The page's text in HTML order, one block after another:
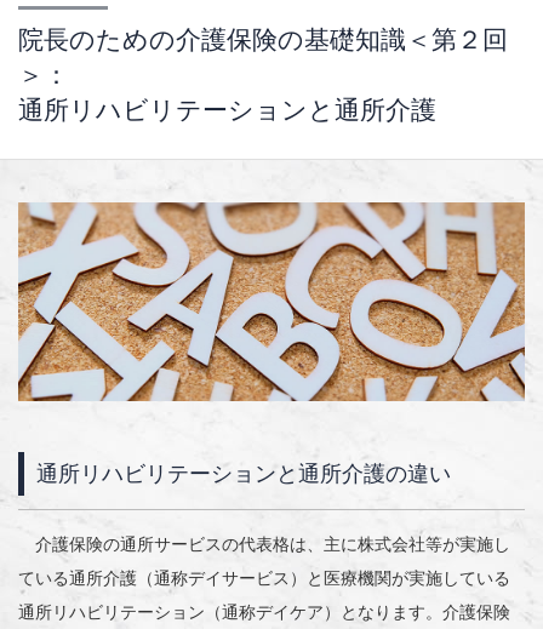
院長のための介護保険の基礎知識＜第２回
＞：
通所リハビリテーションと通所介護
通所リハビリテーションと通所介護の違い
介護保険の通所サービスの代表格は、主に株式会社等が実施し
ている通所介護（通称デイサービス）と医療機関が実施している
通所リハビリテーション（通称デイケア）となります。介護保険